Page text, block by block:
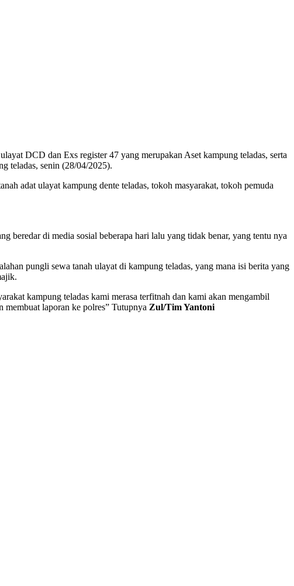
DCD dan Exs register 47 yang merupakan Aset kampung teladas, serta
teladas, senin (28/04/2025).
adat ulayat kampung dente teladas, tokoh masyarakat, tokoh pemuda
beredar di media sosial beberapa hari lalu yang tidak benar, yang tentu nya
pungli sewa tanah ulayat di kampung teladas, yang mana isi berita yang
kampung teladas kami merasa terfitnah dan kami akan mengambil
membuat laporan ke polres” Tutupnya Zul/Tim Yantoni